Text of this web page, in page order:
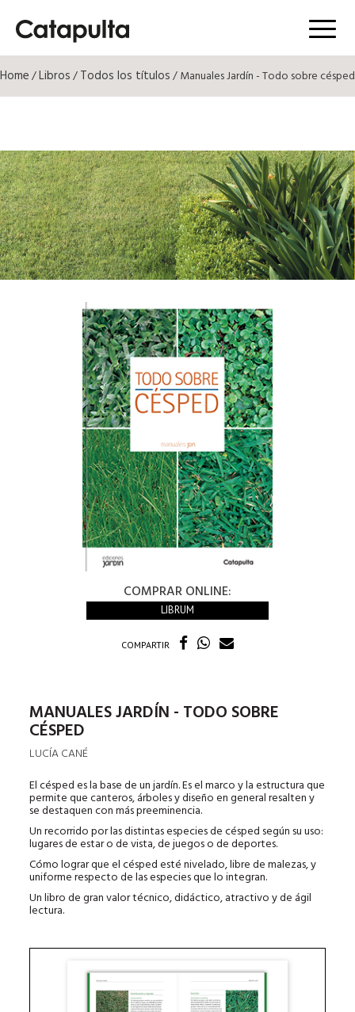
Menú
Home/Libros/Todos los títulos/ Manuales Jardín - Todo sobre césped
COMPRAR ONLINE:
LIBRUM
COMPARTIR
MANUALES JARDÍN - TODO SOBRE
CÉSPED
LUCÍA CANÉ
El césped es la base de un jardín. Es el marco y la estructura que
permite que canteros, árboles y diseño en general resalten y
se destaquen con más preeminencia.
Un recorrido por las distintas especies de césped según su uso:
lugares de estar o de vista, de juegos o de deportes.
Cómo lograr que el césped esté nivelado, libre de malezas, y
uniforme respecto de las especies que lo integran.
Un libro de gran valor técnico, didáctico, atractivo y de ágil
lectura.